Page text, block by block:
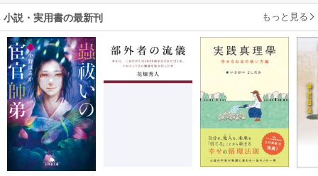
小説・実用書の最新刊 もっと見る